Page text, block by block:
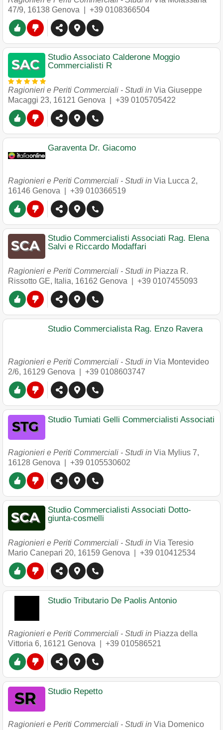
47/9, 16138 Genova +39 0108366504
Studio Associato Calderone Moggio
Commercialisti R
Ragionieri e Periti Commerciali - Studi in Via Giuseppe
Macaggi 23, 16121 Genova +39 0105705422
Garaventa Dr. Giacomo
Ragionieri e Periti Commerciali - Studi in Via Lucca 2,
16146 Genova +39 010366519
Studio Commercialisti Associati Rag. Elena
Salvi e Riccardo Modaffari
Ragionieri e Periti Commerciali - Studi in Piazza R.
Rissotto GE, Italia, 16162 Genova +39 0107455093
Studio Commercialista Rag. Enzo Ravera
Ragionieri e Periti Commerciali - Studi in Via Montevideo
2/6, 16129 Genova +39 0108603747
Studio Tumiati Gelli Commercialisti Associati
Ragionieri e Periti Commerciali - Studi in Via Mylius 7,
16128 Genova +39 0105530602
Studio Commercialisti Associati Dotto-
giunta-cosmelli
Ragionieri e Periti Commerciali - Studi in Via Teresio
Mario Canepari 20, 16159 Genova +39 010412534
Studio Tributario De Paolis Antonio
Ragionieri e Periti Commerciali - Studi in Piazza della
Vittoria 6, 16121 Genova +39 010586521
Studio Repetto
Ragionieri e Periti Commerciali - Studi in Via Domenico